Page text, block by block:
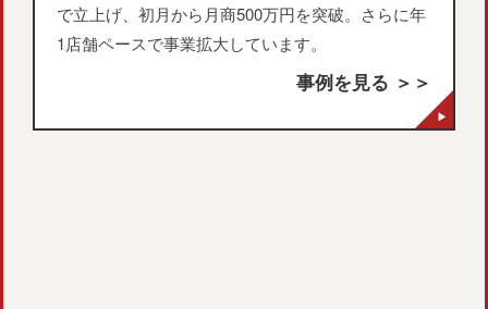
で立上げ、初月から月商500万円を突破。さらに年
1店舗ペースで事業拡大しています。
事例を見る ＞＞